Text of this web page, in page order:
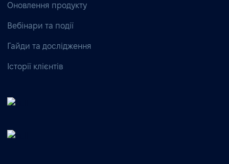
Оновлення продукту
Вебінари та події
Гайди та дослідження
Історії клієнтів